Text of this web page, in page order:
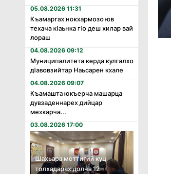
05.08.2026 11:31
Къамаргах нокхармозо юв
техача кӏаьнка гӏо деш хилар вай
лораш
04.08.2026 09:12
Муниципалитета керда кулгалхо
дӏавовзийтар Наьсарен кхале
04.08.2026 09:07
Къамашта юкъерча машарца
дувзаденнарех дийцар
мехкарча...
03.08.2026 17:00
Шахьара моттигий куц
толхадарах долча 12